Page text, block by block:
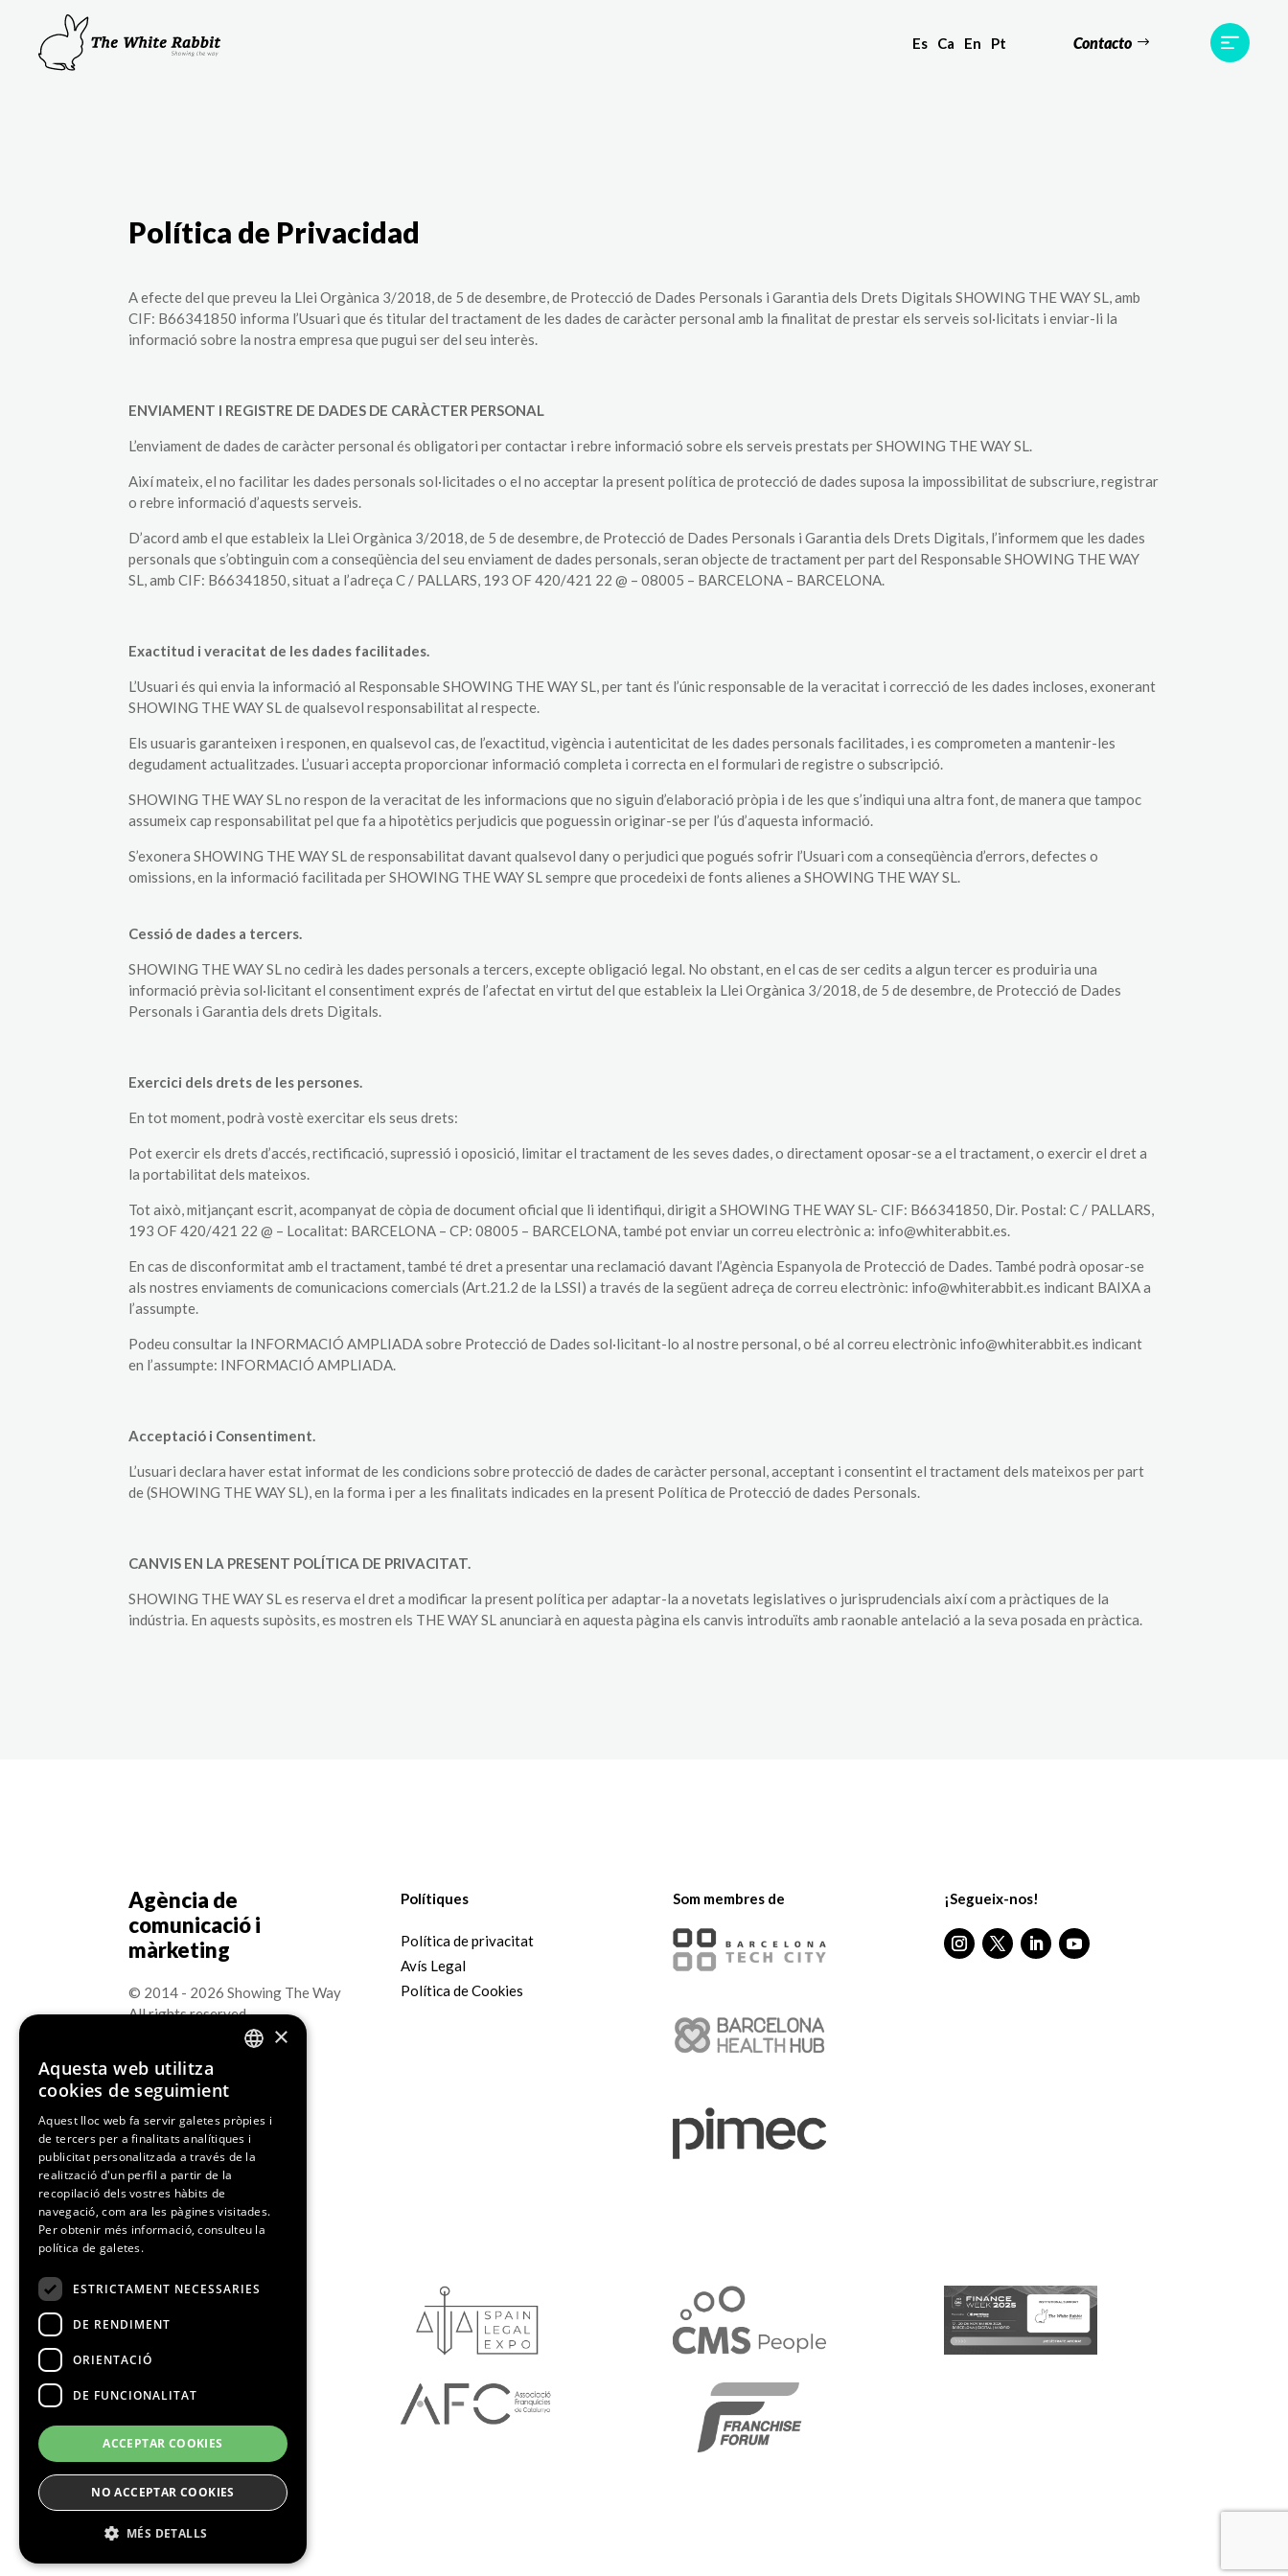
Es Ca En Pt Contacto
Política de Privacidad
A efecte del que preveu la Llei Orgànica 3/2018, de 5 de desembre, de Protecció de Dades Personals i Garantia dels Drets Digitals SHOWING THE WAY SL, amb
CIF: B66341850 informa l’Usuari que és titular del tractament de les dades de caràcter personal amb la finalitat de prestar els serveis sol·licitats i enviar-li la
informació sobre la nostra empresa que pugui ser del seu interès.
ENVIAMENT I REGISTRE DE DADES DE CARÀCTER PERSONAL
L’enviament de dades de caràcter personal és obligatori per contactar i rebre informació sobre els serveis prestats per SHOWING THE WAY SL.
Així mateix, el no facilitar les dades personals sol·licitades o el no acceptar la present política de protecció de dades suposa la impossibilitat de subscriure, registrar
o rebre informació d’aquests serveis.
D’acord amb el que estableix la Llei Orgànica 3/2018, de 5 de desembre, de Protecció de Dades Personals i Garantia dels Drets Digitals, l’informem que les dades
personals que s’obtinguin com a conseqüència del seu enviament de dades personals, seran objecte de tractament per part del Responsable SHOWING THE WAY
SL, amb CIF: B66341850, situat a l’adreça C / PALLARS, 193 OF 420/421 22 @ – 08005 – BARCELONA – BARCELONA.
Exactitud i veracitat de les dades facilitades.
L’Usuari és qui envia la informació al Responsable SHOWING THE WAY SL, per tant és l’únic responsable de la veracitat i correcció de les dades incloses, exonerant
SHOWING THE WAY SL de qualsevol responsabilitat al respecte.
Els usuaris garanteixen i responen, en qualsevol cas, de l’exactitud, vigència i autenticitat de les dades personals facilitades, i es comprometen a mantenir-les
degudament actualitzades. L’usuari accepta proporcionar informació completa i correcta en el formulari de registre o subscripció.
SHOWING THE WAY SL no respon de la veracitat de les informacions que no siguin d’elaboració pròpia i de les que s’indiqui una altra font, de manera que tampoc
assumeix cap responsabilitat pel que fa a hipotètics perjudicis que poguessin originar-se per l’ús d’aquesta informació.
S’exonera SHOWING THE WAY SL de responsabilitat davant qualsevol dany o perjudici que pogués sofrir l’Usuari com a conseqüència d’errors, defectes o
omissions, en la informació facilitada per SHOWING THE WAY SL sempre que procedeixi de fonts alienes a SHOWING THE WAY SL.
Cessió de dades a tercers.
SHOWING THE WAY SL no cedirà les dades personals a tercers, excepte obligació legal. No obstant, en el cas de ser cedits a algun tercer es produiria una
informació prèvia sol·licitant el consentiment exprés de l’afectat en virtut del que estableix la Llei Orgànica 3/2018, de 5 de desembre, de Protecció de Dades
Personals i Garantia dels drets Digitals.
Exercici dels drets de les persones.
En tot moment, podrà vostè exercitar els seus drets:
Pot exercir els drets d’accés, rectificació, supressió i oposició, limitar el tractament de les seves dades, o directament oposar-se a el tractament, o exercir el dret a
la portabilitat dels mateixos.
Tot això, mitjançant escrit, acompanyat de còpia de document oficial que li identifiqui, dirigit a SHOWING THE WAY SL- CIF: B66341850, Dir. Postal: C / PALLARS,
193 OF 420/421 22 @ – Localitat: BARCELONA – CP: 08005 – BARCELONA, també pot enviar un correu electrònic a: info@whiterabbit.es.
En cas de disconformitat amb el tractament, també té dret a presentar una reclamació davant l’Agència Espanyola de Protecció de Dades. També podrà oposar-se
als nostres enviaments de comunicacions comercials (Art.21.2 de la LSSI) a través de la següent adreça de correu electrònic: info@whiterabbit.es indicant BAIXA a
l’assumpte.
Podeu consultar la INFORMACIÓ AMPLIADA sobre Protecció de Dades sol·licitant-lo al nostre personal, o bé al correu electrònic info@whiterabbit.es indicant
en l’assumpte: INFORMACIÓ AMPLIADA.
Acceptació i Consentiment.
L’usuari declara haver estat informat de les condicions sobre protecció de dades de caràcter personal, acceptant i consentint el tractament dels mateixos per part
de (SHOWING THE WAY SL), en la forma i per a les finalitats indicades en la present Política de Protecció de dades Personals.
CANVIS EN LA PRESENT POLÍTICA DE PRIVACITAT.
SHOWING THE WAY SL es reserva el dret a modificar la present política per adaptar-la a novetats legislatives o jurisprudencials així com a pràctiques de la
indústria. En aquests supòsits, es mostren els THE WAY SL anunciarà en aquesta pàgina els canvis introduïts amb raonable antelació a la seva posada en pràctica.
Agència de
comunicació i
màrketing
© 2014 - 2026 Showing The Way
All rights reserved.
Polítiques
Política de privacitat
Avís Legal
Política de Cookies
Som membres de ¡Segueix-nos!
Media Partners
CATALAN
×
Aquesta web utilitza
cookies de seguimient
Aquest lloc web fa servir galetes pròpies i
de tercers per a finalitats analítiques i
publicitat personalitzada a través de la
realització d'un perfil a partir de la
recopilació dels vostres hàbits de
navegació, com ara les pàgines visitades.
Per obtenir més informació, consulteu la
política de galetes.
ESTRICTAMENT NECESSARIES
DE RENDIMENT
ORIENTACIÓ
DE FUNCIONALITAT
ACCEPTAR COOKIES
NO ACCEPTAR COOKIES
MÉS DETALLS